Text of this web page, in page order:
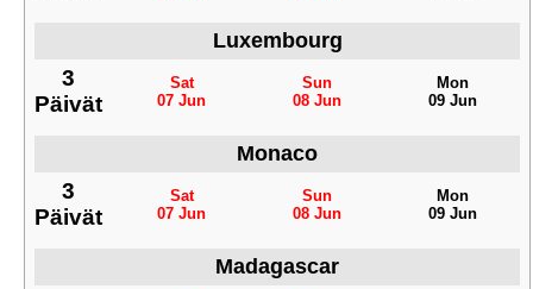
Luxembourg
3
Päivät
Sat
07 Jun
Sun
08 Jun
Mon
09 Jun
Monaco
3
Päivät
Sat
07 Jun
Sun
08 Jun
Mon
09 Jun
Madagascar